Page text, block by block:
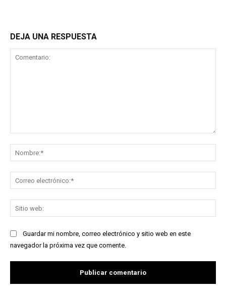
DEJA UNA RESPUESTA
Guardar mi nombre, correo electrónico y sitio web en este
navegador la próxima vez que comente.